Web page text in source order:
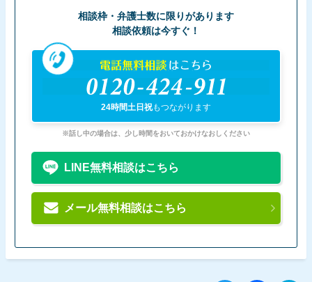
相談枠・弁護士数に限りがあります
相談依頼は今すぐ！
電話無料相談はこちら
0120-424-911
24時間土日祝もつながります
※話し中の場合は、少し時間をおいておかけなおしください
LINE無料相談はこちら
メール無料相談はこちら